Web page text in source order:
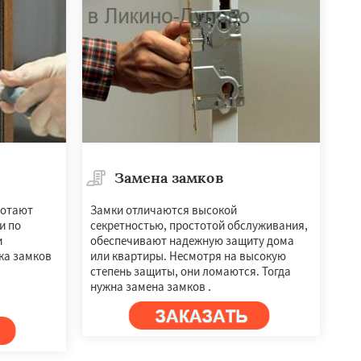
по
замков
Замена замков
Замки отличаются высокой
секретностью, простотой обслуживания,
обеспечивают надежную защиту дома
или квартиры. Несмотря на высокую
степень защиты, они ломаются. Тогда
нужна замена замков .